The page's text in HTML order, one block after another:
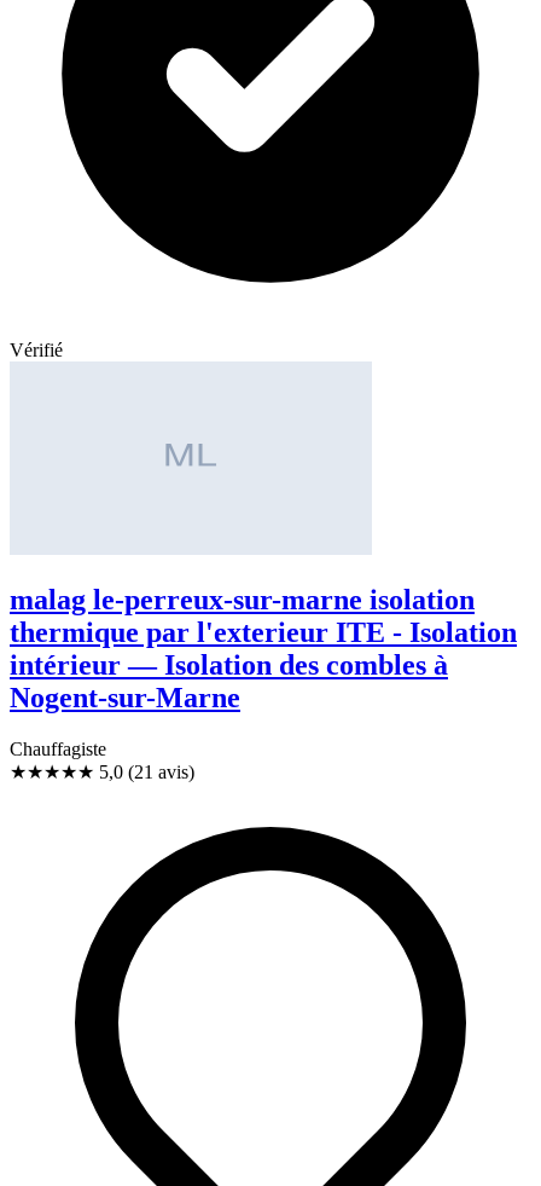
Vérifié
malag le-perreux-sur-marne isolation
thermique par l'exterieur ITE - Isolation
intérieur — Isolation des combles à
Nogent-sur-Marne
Chauffagiste
★★★★★ 5,0 (21 avis)